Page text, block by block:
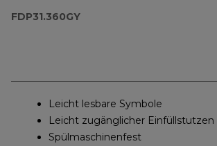
und Standmixer
FDP31.360GY
Leicht lesbare Symbole
Leicht zugänglicher Einfüllstutzen
Spülmaschinenfest